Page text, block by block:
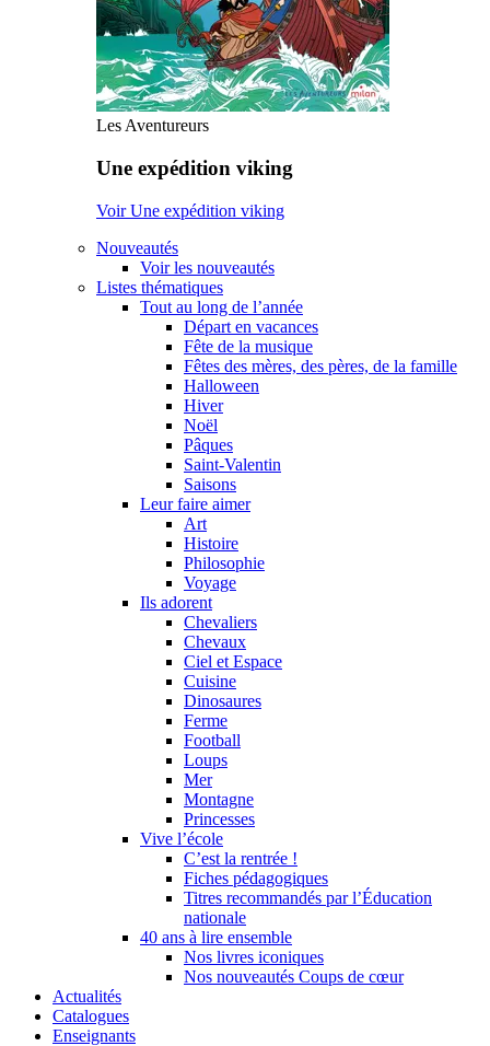
Les Aventureurs
Une expédition viking
Voir Une expédition viking
Nouveautés
Voir les nouveautés
Listes thématiques
Tout au long de l’année
Départ en vacances
Fête de la musique
Fêtes des mères, des pères, de la famille
Halloween
Hiver
Noël
Pâques
Saint-Valentin
Saisons
Leur faire aimer
Art
Histoire
Philosophie
Voyage
Ils adorent
Chevaliers
Chevaux
Ciel et Espace
Cuisine
Dinosaures
Ferme
Football
Loups
Mer
Montagne
Princesses
Vive l’école
C’est la rentrée !
Fiches pédagogiques
Titres recommandés par l’Éducation
nationale
40 ans à lire ensemble
Nos livres iconiques
Nos nouveautés Coups de cœur
Actualités
Catalogues
Enseignants